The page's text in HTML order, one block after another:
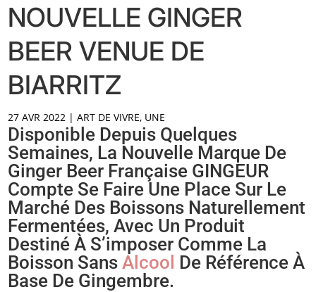
NOUVELLE GINGER
BEER VENUE DE
BIARRITZ
27 AVR 2022 |ART DE VIVRE, UNE
Disponible Depuis Quelques
Semaines, La Nouvelle Marque De
Ginger Beer Française GINGEUR
Compte Se Faire Une Place Sur Le
Marché Des Boissons Naturellement
Fermentées, Avec Un Produit
Destiné À S’imposer Comme La
Boisson Sans Alcool De Référence À
Base De Gingembre.